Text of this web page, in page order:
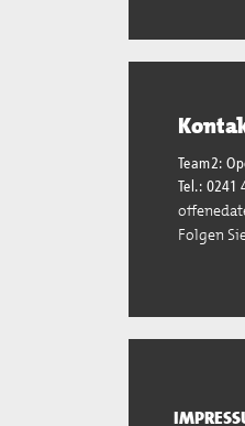
Team2:
Tel.:
Folgen